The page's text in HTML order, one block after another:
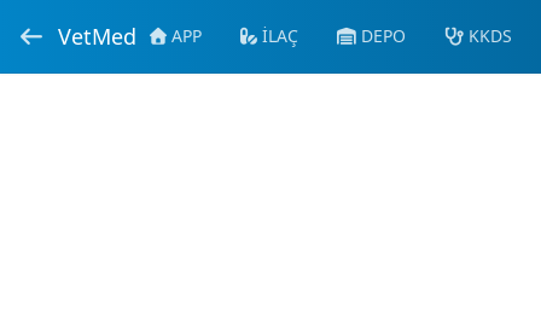
VetMed APP İLAÇ DEPO KKDS